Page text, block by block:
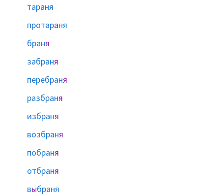
тараня
протараня
браня
забраня
перебраня
разбраня
избраня
возбраня
побраня
отбраня
выбраня